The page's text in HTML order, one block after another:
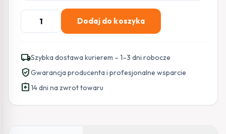
ilość
MIKROTIK
cAP
(RBcAP2nD)
Dodaj do koszyka
local_shippingSzybka dostawa kurierem – 1–3 dni robocze
verified_userGwarancja producenta i profesjonalne wsparcie
assignment_return14 dni na zwrot towaru